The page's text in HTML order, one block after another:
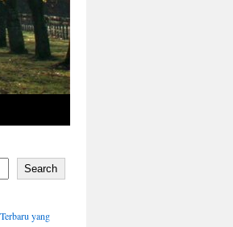
Search
yang